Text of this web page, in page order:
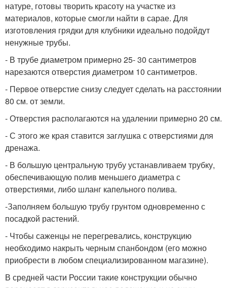
натуре, готовы творить красоту на участке из
материалов, которые смогли найти в сарае. Для
изготовления грядки для клубники идеально подойдут
ненужные трубы.
- В трубе диаметром примерно 25- 30 сантиметров
нарезаются отверстия диаметром 10 сантиметров.
- Первое отверстие снизу следует сделать на расстоянии
80 см. от земли.
- Отверстия располагаются на удалении примерно 20 см.
- С этого же края ставится заглушка с отверстиями для
дренажа.
- В большую центральную трубу устанавливаем трубку,
обеспечивающую полив меньшего диаметра с
отверстиями, либо шланг капельного полива.
-Заполняем большую трубу грунтом одновременно с
посадкой растений.
- Чтобы саженцы не перегревались, конструкцию
необходимо накрыть черным спанбондом (его можно
приобрести в любом специализированном магазине).
В средней части России такие конструкции обычно